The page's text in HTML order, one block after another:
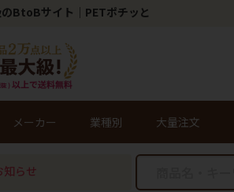
BtoBサイト｜PETポチッと
メーカー 業種別 大量注文
知らせ